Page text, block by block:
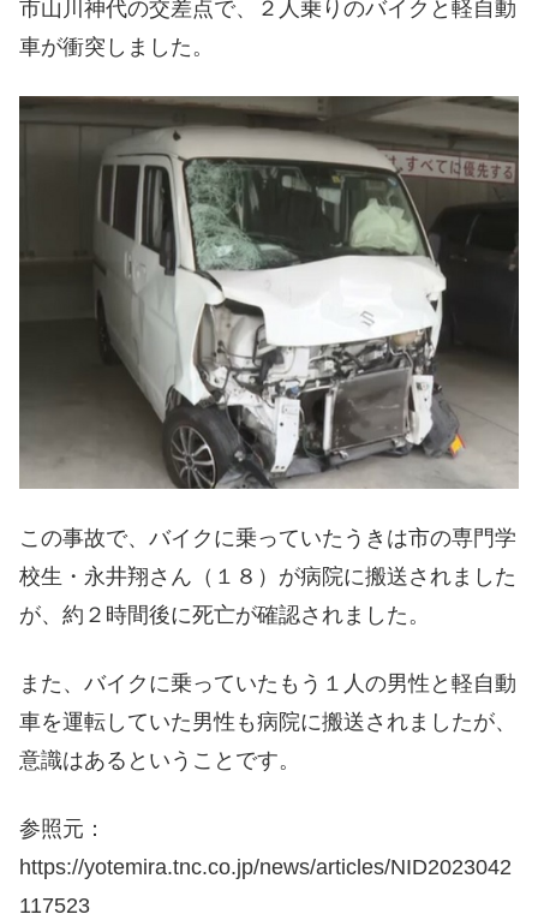
市山川神代の交差点で、２人乗りのバイクと軽自動
車が衝突しました。
この事故で、バイクに乗っていたうきは市の専門学
校生・永井翔さん（１８）が病院に搬送されました
が、約２時間後に死亡が確認されました。
また、バイクに乗っていたもう１人の男性と軽自動
車を運転していた男性も病院に搬送されましたが、
意識はあるということです。
参照元：
https://yotemira.tnc.co.jp/news/articles/NID2023042
117523